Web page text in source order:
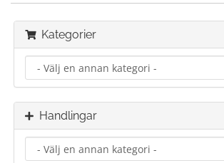
Kategorier
Handlingar